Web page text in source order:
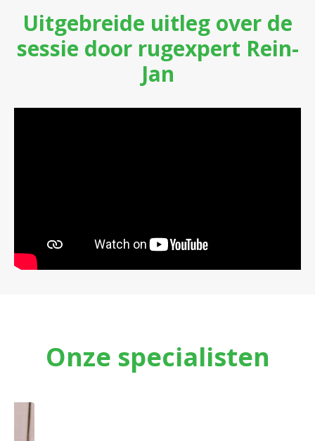
Uitgebreide uitleg over de
sessie door rugexpert Rein-
Jan
Onze specialisten